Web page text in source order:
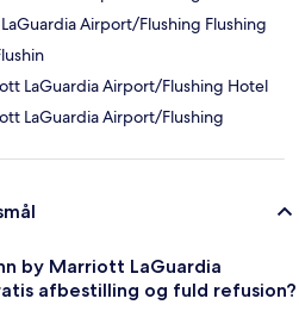
Airport/Flushing Flushing
LaGuardia Airport/Flushing Hotel
LaGuardia Airport/Flushing
by Marriott LaGuardia
afbestilling og fuld refusion?